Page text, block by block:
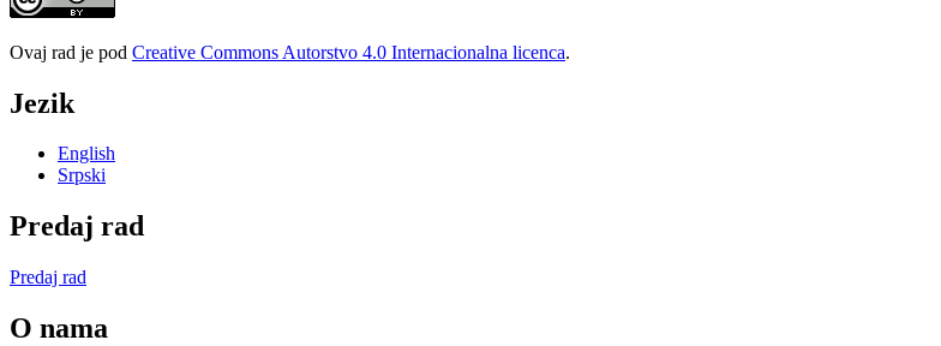
Ovaj rad je pod Creative Commons Autorstvo 4.0 Internacionalna licenca.
Jezik
English
Srpski
Predaj rad
Predaj rad
O nama